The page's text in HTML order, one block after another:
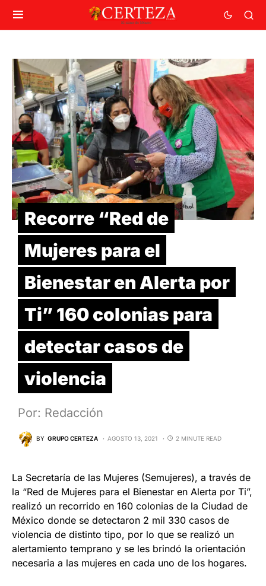
Recorre “Red de
Mujeres para el
Bienestar en Alerta por
Ti” 160 colonias para
detectar casos de
violencia
Por: Redacción
BY GRUPO CERTEZA AGOSTO 13, 2021 2 MINUTE READ
La Secretaría de las Mujeres (Semujeres), a través de
la “Red de Mujeres para el Bienestar en Alerta por Ti”,
realizó un recorrido en 160 colonias de la Ciudad de
México donde se detectaron 2 mil 330 casos de
violencia de distinto tipo, por lo que se realizó un
alertamiento temprano y se les brindó la orientación
necesaria a las mujeres en cada uno de los hogares.